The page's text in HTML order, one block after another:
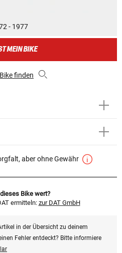
- 1977
MEIN BIKE
finden
aber ohne Gewähr
Bike wert?
ermitteln: zur DAT GmbH
in der Übersicht zu deinem
Fehler entdeckt? Bitte informiere